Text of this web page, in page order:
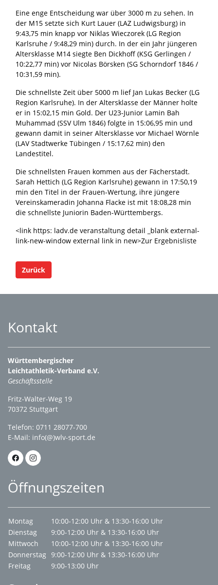
Eine enge Entscheidung war über 3000 m zu sehen. In
der M15 setzte sich Kurt Lauer (LAZ Ludwigsburg) in
9:43,75 min knapp vor Niklas Wieczorek (LG Region
Karlsruhe / 9:48,29 min) durch. In der ein Jahr jüngeren
Altersklasse M14 siegte Ben Dickhoff (KSG Gerlingen /
10:22,77 min) vor Nicolas Börsken (SG Schorndorf 1846 /
10:31,59 min).
Die schnellste Zeit über 5000 m lief Jan Lukas Becker (LG
Region Karlsruhe). In der Altersklasse der Männer holte
er in 15:02,15 min Gold. Der U23-Junior Lamin Bah
Muhammad (SSV Ulm 1846) folgte in 15:06,95 min und
gewann damit in seiner Altersklasse vor Michael Wörnle
(LAV Stadtwerke Tübingen / 15:17,62 min) den
Landestitel.
Die schnellsten Frauen kommen aus der Fächerstadt.
Sarah Hettich (LG Region Karlsruhe) gewann in 17:50,19
min den Titel in der Frauen-Wertung, ihre jüngere
Vereinskameradin Johanna Flacke ist mit 18:08,28 min
die schnellste Juniorin Baden-Württembergs.
<link https: ladv.de veranstaltung detail _blank external-
link-new-window external link in new>Zur Ergebnisliste
Zurück
Kontakt
Württembergischer
Leichtathletik-Verband e.V.
Geschäftsstelle
Fritz-Walter-Weg 19
70372 Stuttgart
Telefon: 0711 28077-700
E-Mail: info(@)wlv-sport.de
Öffnungszeiten
Montag
10:00-12:00 Uhr & 13:30-16:00 Uhr
Dienstag
9:00-12:00 Uhr & 13:30-16:00 Uhr
Mittwoch
10:00-12:00 Uhr & 13:30-16:00 Uhr
Donnerstag 9:00-12:00 Uhr & 13:30-16:00 Uhr
Freitag
9:00-13:00 Uhr